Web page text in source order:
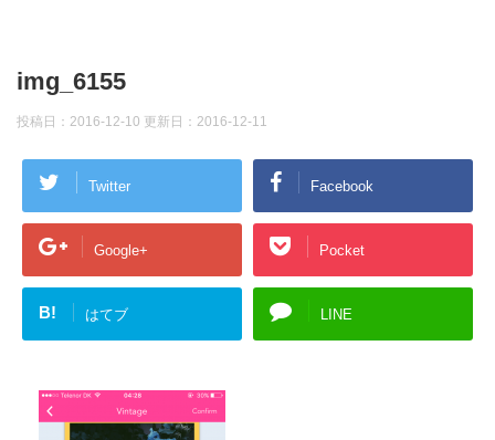
img_6155
投稿日：2016-12-10 更新日： 2016-12-11
Twitter Facebook
Google+ Pocket
B! はてブ LINE